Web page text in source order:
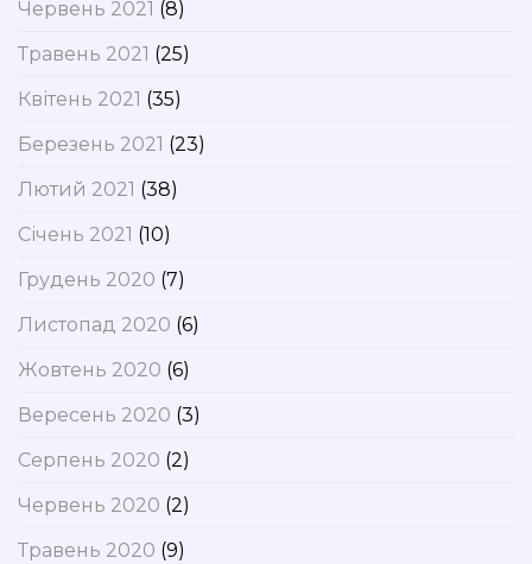
Червень 2021 (8)
Травень 2021 (25)
Квітень 2021 (35)
Березень 2021 (23)
Лютий 2021 (38)
Січень 2021 (10)
Грудень 2020 (7)
Листопад 2020 (6)
Жовтень 2020 (6)
Вересень 2020 (3)
Серпень 2020 (2)
Червень 2020 (2)
Травень 2020 (9)